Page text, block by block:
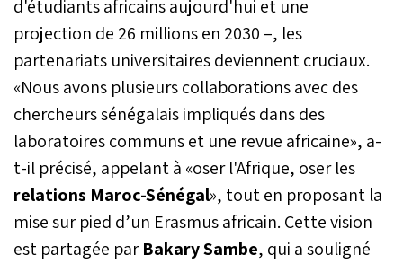
d'étudiants africains aujourd'hui et une
projection de 26 millions en 2030 –, les
partenariats universitaires deviennent cruciaux.
«Nous avons plusieurs collaborations avec des
chercheurs sénégalais impliqués dans des
laboratoires communs et une revue africaine», a-
t-il précisé, appelant à «oser l'Afrique, oser les
relations Maroc-Sénégal», tout en proposant la
mise sur pied d’un Erasmus africain. Cette vision
est partagée parBakary Sambe, qui a souligné